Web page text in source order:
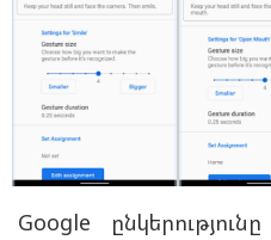
Google